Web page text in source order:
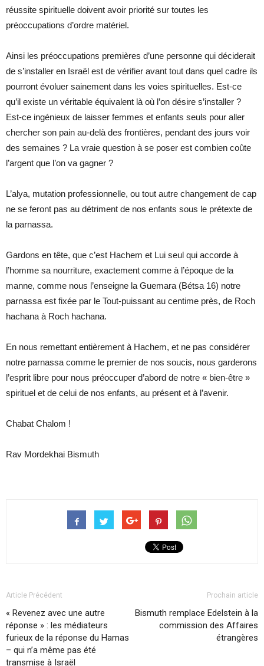
réussite spirituelle doivent avoir priorité sur toutes les
préoccupations d’ordre matériel.
Ainsi les préoccupations premières d’une personne qui déciderait
de s’installer en Israël est de vérifier avant tout dans quel cadre ils
pourront évoluer sainement dans les voies spirituelles. Est-ce
qu’il existe un véritable équivalent là où l’on désire s’installer ?
Est-ce ingénieux de laisser femmes et enfants seuls pour aller
chercher son pain au-delà des frontières, pendant des jours voir
des semaines ? La vraie question à se poser est combien coûte
l’argent que l’on va gagner ?
L’alya, mutation professionnelle, ou tout autre changement de cap
ne se feront pas au détriment de nos enfants sous le prétexte de
la parnassa.
Gardons en tête, que c’est Hachem et Lui seul qui accorde à
l’homme sa nourriture, exactement comme à l’époque de la
manne, comme nous l’enseigne la Guemara (Bétsa 16) notre
parnassa est fixée par le Tout-puissant au centime près, de Roch
hachana à Roch hachana.
En nous remettant entièrement à Hachem, et ne pas considérer
notre parnassa comme le premier de nos soucis, nous garderons
l’esprit libre pour nous préoccuper d’abord de notre « bien-être »
spirituel et de celui de nos enfants, au présent et à l’avenir.
Chabat Chalom !
Rav Mordekhai Bismuth
Article Précédent
« Revenez avec une autre
réponse » : les médiateurs
furieux de la réponse du Hamas
– qui n’a même pas été
transmise à Israël
Prochain article
Bismuth remplace Edelstein à la
commission des Affaires
étrangères